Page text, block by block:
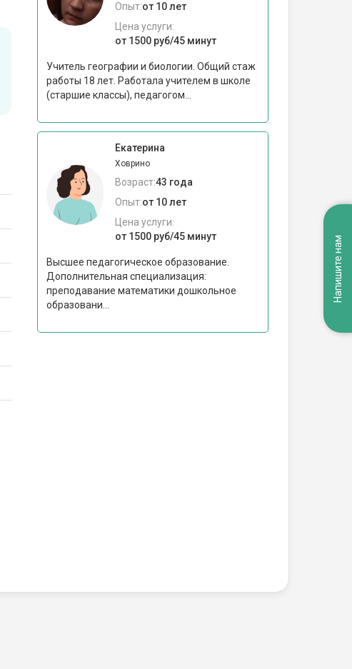
Опыт:от 10 лет
Цена услуги:
от 1500 руб/45 минут
Учитель географии и биологии. Общий стаж
работы 18 лет. Работала учителем в школе
(старшие классы), педагогом...
Екатерина
Ховрино
Возраст:43 года
Опыт:от 10 лет
Цена услуги:
от 1500 руб/45 минут
Высшее педагогическое образование.
Дополнительная специализация:
преподавание математики дошкольное
образовани...
Напишите нам